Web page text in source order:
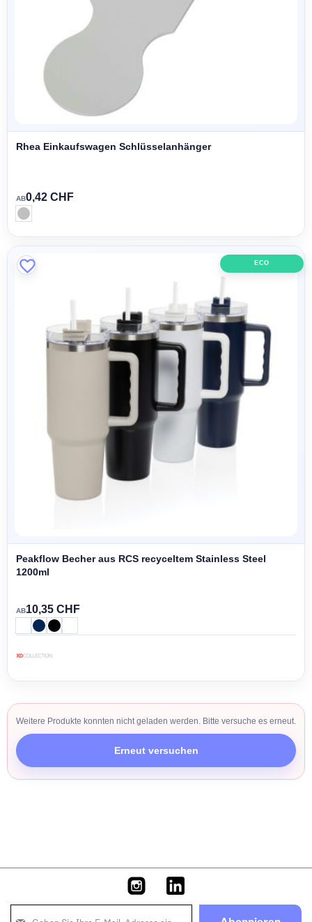
Rhea Einkaufswagen Schlüsselanhänger
AB0,42 CHF
ECO
Peakflow Becher aus RCS recyceltem Stainless Steel
1200ml
AB10,35 CHF
Weitere Produkte konnten nicht geladen werden. Bitte versuche es erneut.
Erneut versuchen